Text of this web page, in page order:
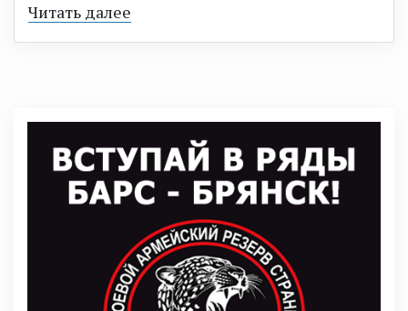
Читать далее